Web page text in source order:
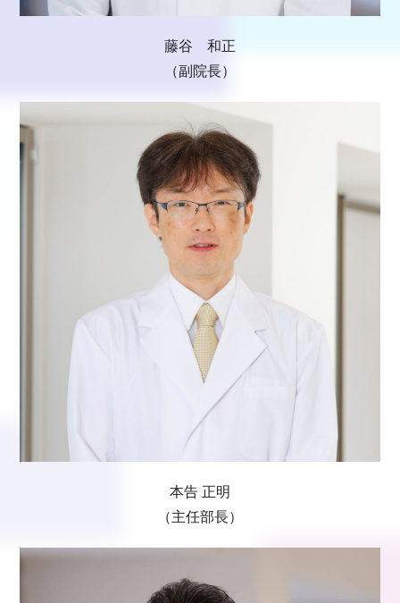
藤谷 和正
（副院長）
本告 正明
（主任部長）